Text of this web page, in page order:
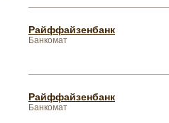
Райффайзенбанк
Банкомат
Райффайзенбанк
Банкомат